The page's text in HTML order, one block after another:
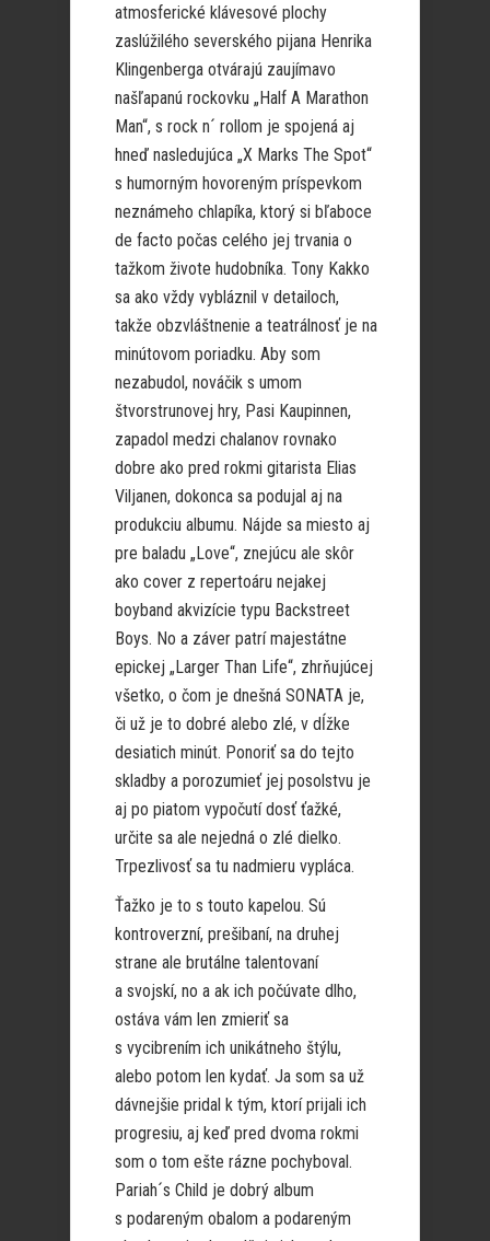
atmosferické klávesové plochy
zaslúžilého severského pijana Henrika
Klingenberga otvárajú zaujímavo
našľapanú rockovku „Half A Marathon
Man“, s rock n´ rollom je spojená aj
hneď nasledujúca „X Marks The Spot“
s humorným hovoreným príspevkom
neznámeho chlapíka, ktorý si bľaboce
de facto počas celého jej trvania o
tažkom živote hudobníka. Tony Kakko
sa ako vždy vybláznil v detailoch,
takže obzvláštnenie a teatrálnosť je na
minútovom poriadku. Aby som
nezabudol, nováčik s umom
štvorstrunovej hry, Pasi Kaupinnen,
zapadol medzi chalanov rovnako
dobre ako pred rokmi gitarista Elias
Viljanen, dokonca sa podujal aj na
produkciu albumu. Nájde sa miesto aj
pre baladu „Love“, znejúcu ale skôr
ako cover z repertoáru nejakej
boyband akvizície typu Backstreet
Boys. No a záver patrí majestátne
epickej „Larger Than Life“, zhrňujúcej
všetko, o čom je dnešná SONATA je,
či už je to dobré alebo zlé, v dĺžke
desiatich minút. Ponoriť sa do tejto
skladby a porozumieť jej posolstvu je
aj po piatom vypočutí dosť ťažké,
určite sa ale nejedná o zlé dielko.
Trpezlivosť sa tu nadmieru vypláca.
Ťažko je to s touto kapelou. Sú
kontroverzní, prešibaní, na druhej
strane ale brutálne talentovaní
a svojskí, no a ak ich počúvate dlho,
ostáva vám len zmieriť sa
s vycibrením ich unikátneho štýlu,
alebo potom len kydať. Ja som sa už
dávnejšie pridal k tým, ktorí prijali ich
progresiu, aj keď pred dvoma rokmi
som o tom ešte rázne pochyboval.
Pariah´s Child je dobrý album
s podareným obalom a podareným